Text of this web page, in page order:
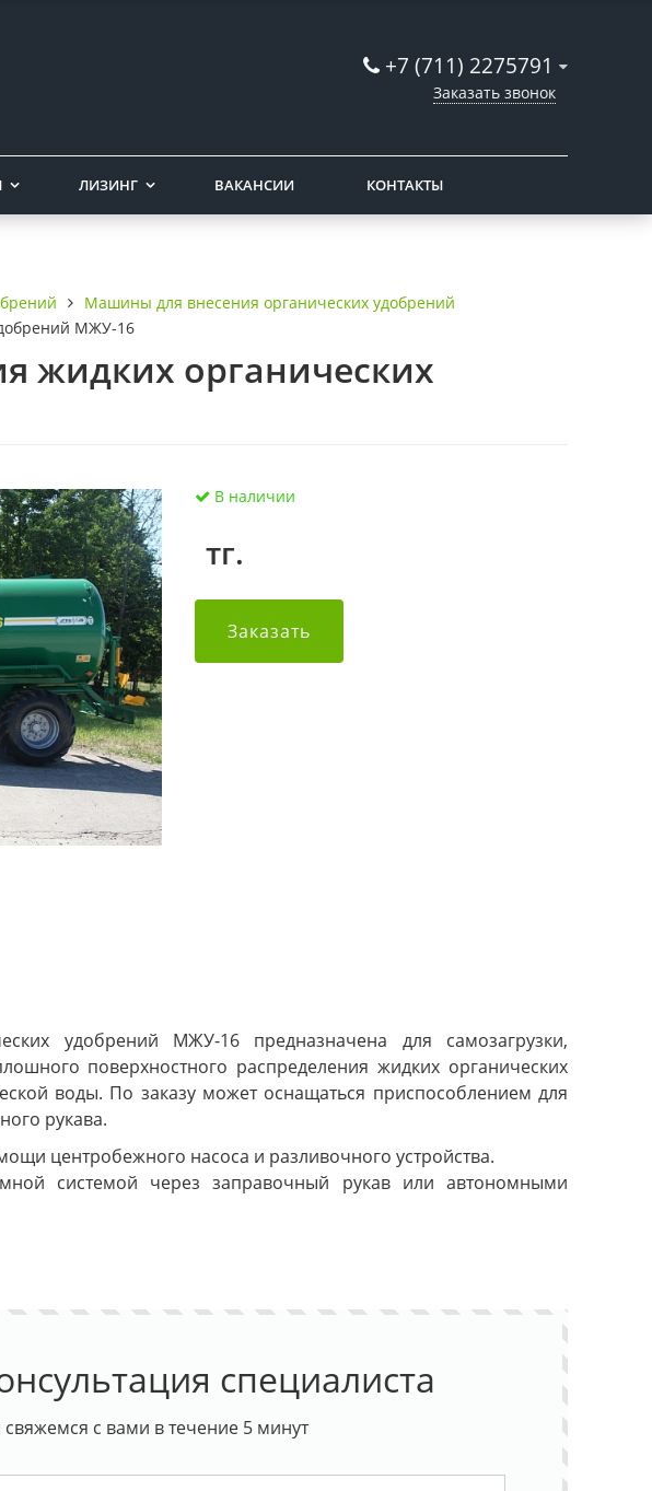
+7 (711) 2275791
Заказать звонок
ЛИЗИНГ ВАКАНСИИ КОНТАКТЫ
Машины для внесения органических удобрений
МЖУ-16
жидких органических
В наличии
тг.
Заказать
удобрений МЖУ-16 предназначена для самозагрузки,
поверхностного распределения жидких органических
воды. По заказу может оснащаться приспособлением для
рукава.
центробежного насоса и разливочного устройства.
системой через заправочный рукав или автономными
специалиста
с вами в течение 5 минут